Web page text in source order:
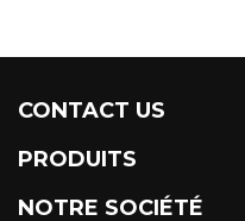
CONTACT US
PRODUITS
NOTRE SOCIÉTÉ